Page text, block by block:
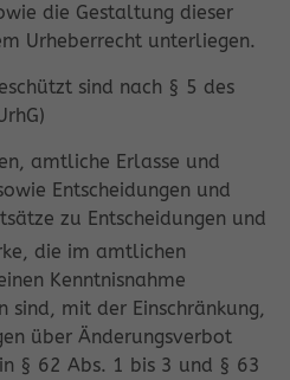
die Gestaltung dieser
Urheberrecht unterliegen.
sind nach § 5 des
amtliche Erlasse und
Entscheidungen und
zu Entscheidungen und
die im amtlichen
Kenntnisnahme
mit der Einschränkung,
über Änderungsverbot
§ 62 Abs. 1 bis 3 und § 63